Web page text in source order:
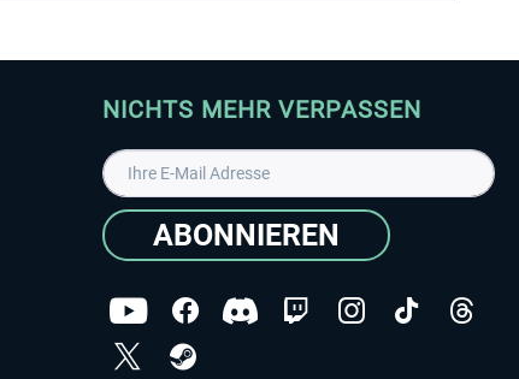
NICHTS MEHR VERPASSEN
ABONNIEREN